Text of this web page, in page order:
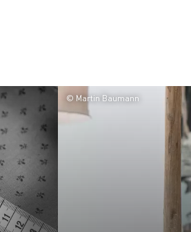
© Martin Baumann